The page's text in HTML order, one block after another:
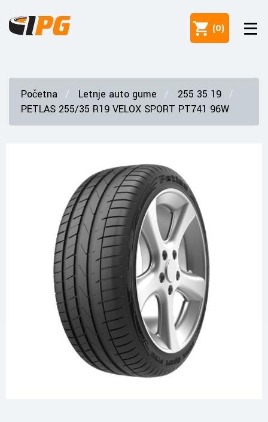
(0)
Početna Letnje auto gume
255 35 19
PETLAS 255/35 R19 VELOX SPORT PT741 96W